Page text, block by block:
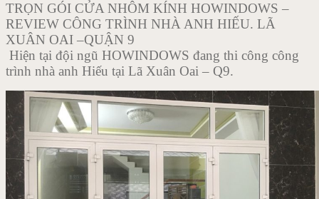
TRỌN GÓI CỬA NHÔM KÍNH HOWINDOWS –
REVIEW CÔNG TRÌNH NHÀ ANH HIẾU. LÃ
XUÂN OAI –QUẬN 9
Hiện tại đội ngũ HOWINDOWS đang thi công công
trình nhà anh Hiếu tại Lã Xuân Oai – Q9.